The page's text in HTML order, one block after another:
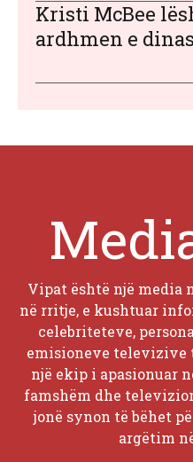
Kristi McBee
ardhmen e
Vipat është një media
në rritje, e kushtuar
celebriteteve,
emisioneve televizive
një ekip i apasionuar
famshëm dhe
jonë synon të bëhet
argëtim